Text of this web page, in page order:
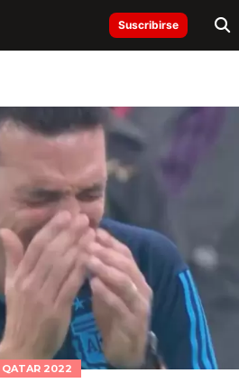
Suscribirse
QATAR 2022